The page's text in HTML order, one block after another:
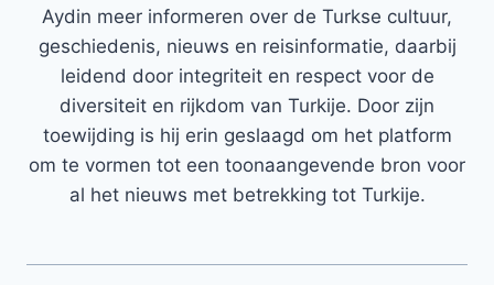
Aydin meer informeren over de Turkse cultuur,
geschiedenis, nieuws en reisinformatie, daarbij
leidend door integriteit en respect voor de
diversiteit en rijkdom van Turkije. Door zijn
toewijding is hij erin geslaagd om het platform
om te vormen tot een toonaangevende bron voor
al het nieuws met betrekking tot Turkije.